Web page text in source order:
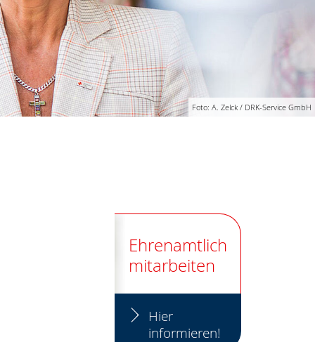
Foto: A. Zelck / DRK-Service GmbH
Ehrenamtlich
mitarbeiten
Hier
informieren!